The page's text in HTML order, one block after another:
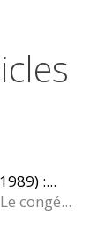
:...
congé...